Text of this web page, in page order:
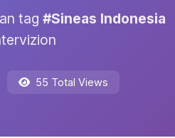
tag #Sineas Indonesia
55 Total Views